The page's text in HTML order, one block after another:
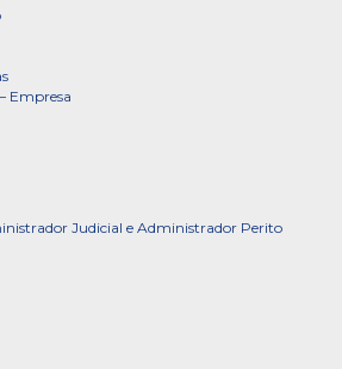
Empresa
Judicial e Administrador Perito